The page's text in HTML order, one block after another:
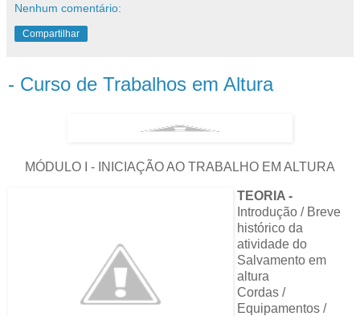
Nenhum comentário:
Compartilhar
- Curso de Trabalhos em Altura
MÓDULO I - INICIAÇÃO AO TRABALHO EM ALTURA
TEORIA -
Introdução / Breve
histórico da
atividade do
Salvamento em
altura
Cordas /
Equipamentos /